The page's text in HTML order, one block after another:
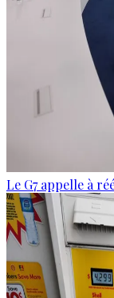
Le G7 appelle à